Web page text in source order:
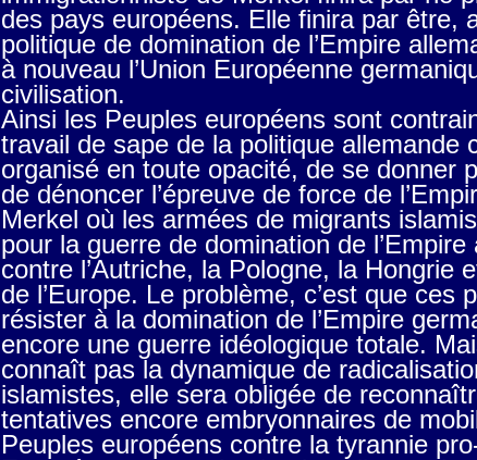
des pays européens. Elle finira par être,
politique de domination de l’Empire
à nouveau l’Union Européenne
civilisation.
Ainsi les Peuples européens sont
travail de sape de la politique allemande
organisé en toute opacité, de se donner
de dénoncer l’épreuve de force de
Merkel où les armées de migrants
pour la guerre de domination de
contre l’Autriche, la Pologne, la Hongrie
de l’Europe. Le problème, c’est que ces
résister à la domination de l’Empire
encore une guerre idéologique totale.
connaît pas la dynamique de
islamistes, elle sera obligée de
tentatives encore embryonnaires de
Peuples européens contre la tyrannie